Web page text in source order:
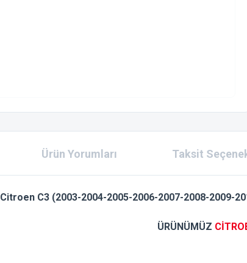
Ürün Yorumları Taksit
Citroen C3 (2003-2004-2005-2006-2007-2008-2009-
ÜRÜNÜMÜZ